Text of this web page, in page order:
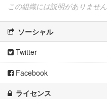
この組織には説明がありません
ソーシャル
Twitter
Facebook
ライセンス